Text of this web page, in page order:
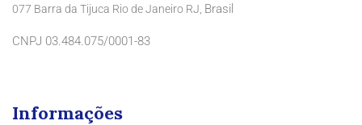
077 Barra da Tijuca Rio de Janeiro RJ, Brasil
CNPJ 03.484.075/0001-83
Informações